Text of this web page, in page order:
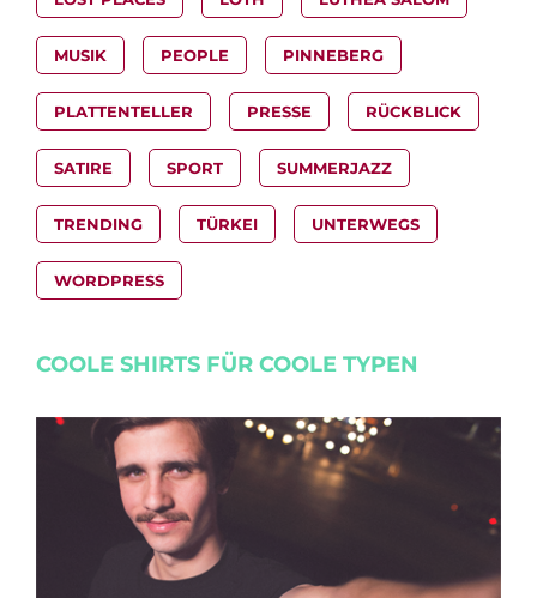
MUSIK PEOPLE PINNEBERG
PLATTENTELLER PRESSE RÜCKBLICK
SATIRE SPORT SUMMERJAZZ
TRENDING TÜRKEI UNTERWEGS
WORDPRESS
COOLE SHIRTS FÜR COOLE TYPEN